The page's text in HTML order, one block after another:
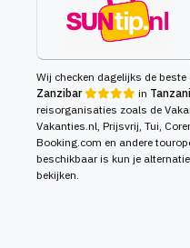
Wij checken dagelijks de
Zanzibar
in
reisorganisaties zoals de
Vakanties.nl, Prijsvrij, Tui,
Booking.com en andere
beschikbaar is kun je
bekijken.